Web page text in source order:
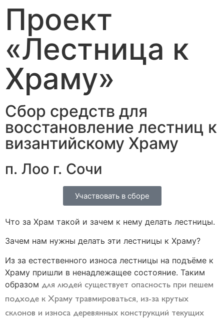
Проект
«Лестница к
Храму»
Сбор средств для
восстановление лестниц к
византийскому Храму
п. Лоо г. Сочи
Участвовать в сборе
Что за Храм такой и зачем к нему делать лестницы.
Зачем нам нужны делать эти лестницы к Храму?
Из за естественного износа лестницы на подъёме к
Храму пришли в ненадлежащее состояние. Таким
образом для людей существует опасность при пешем
подходе к Храму травмироваться, из-за крутых
склонов и износа деревянных конструкций текущих